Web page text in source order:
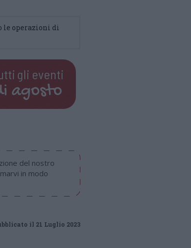
le operazioni di
gli eventi
agosto
del nostro
in modo
il 21 Luglio 2023